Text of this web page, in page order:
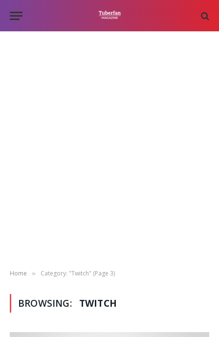
Home » Category: "Twitch" (Page 3)
BROWSING: TWITCH